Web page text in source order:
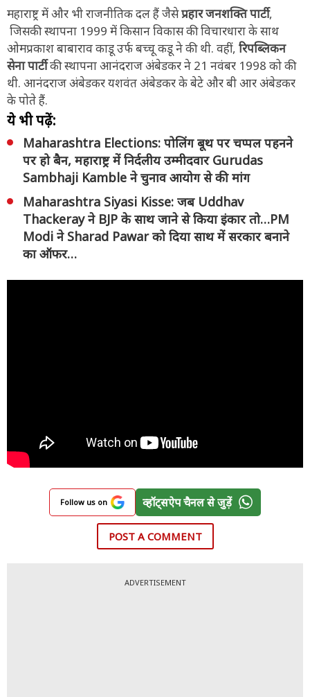
महाराष्ट्र में और भी राजनीतिक दल हैं जैसेप्रहार जनशक्ति पार्टी,
जिसकी स्थापना 1999 में किसान विकास की विचारधारा के साथ
ओमप्रकाश बाबाराव काडू उर्फ बच्चू कडू ने की थी. वहीं, रिपब्लिकन
सेना पार्टीकी स्थापना आनंदराज अंबेडकर ने 21 नवंबर 1998 को की
थी. आनंदराज अंबेडकर यशवंत अंबेडकर के बेटे और बी आर अंबेडकर
के पोते हैं.
ये भी पढ़ें:
Maharashtra Elections: पोलिंग बूथ पर चप्पल पहनने
पर हो बैन, महाराष्ट्र में निर्दलीय उम्मीदवार Gurudas
Sambhaji Kamble ने चुनाव आयोग से की मांग
Maharashtra Siyasi Kisse: जब Uddhav
Thackeray ने BJP के साथ जाने से किया इंकार तो…PM
Modi ने Sharad Pawar को दिया साथ में सरकार बनाने
का ऑफर…
Follow us on व्हॉट्सऐप चैनल से जुड़ें
POST A COMMENT
ADVERTISEMENT